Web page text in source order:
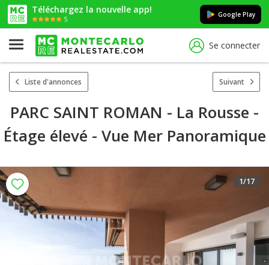
Téléchargez la nouvelle app!
5
Google Play
Se connecter
Liste d'annonces Suivant
PARC SAINT ROMAN - La Rousse -
Étage élevé - Vue Mer Panoramique
1/17